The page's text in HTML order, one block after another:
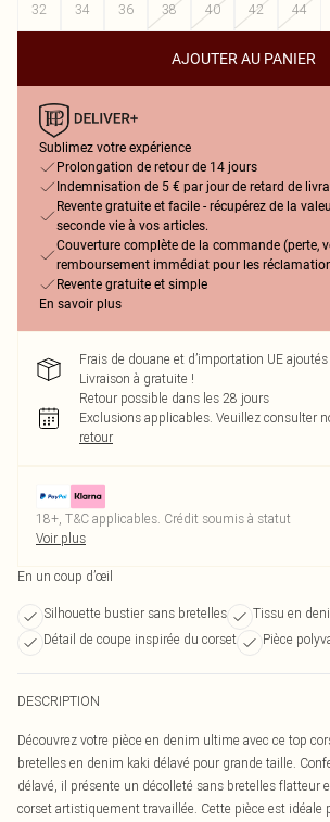
32
34 36 38 40 42 44
AJOUTER AU PANIER
Sublimez votre expérience
Prolongation de retour de 14 jours
Indemnisation de 5 € par jour de retard de
Revente gratuite et facile - récupérez de la
seconde vie à vos articles.
Couverture complète de la commande (perte,
remboursement immédiat pour les
Revente gratuite et simple
En savoir plus
Frais de douane et d’importation UE
Livraison à gratuite !
Retour possible dans les 28 jours
Exclusions applicables. Veuillez consulter
retour
18+, T&C applicables. Crédit soumis à statut
Voir plus
En un coup d’œil
Silhouette bustier sans bretelles
Tissu en
Détail de coupe inspirée du corset
Pièce
DESCRIPTION
Découvrez votre pièce en denim ultime avec ce top
bretelles en denim kaki délavé pour grande taille.
délavé, il présente un décolleté sans bretelles flatteur
corset artistiquement travaillée. Cette pièce est idéale